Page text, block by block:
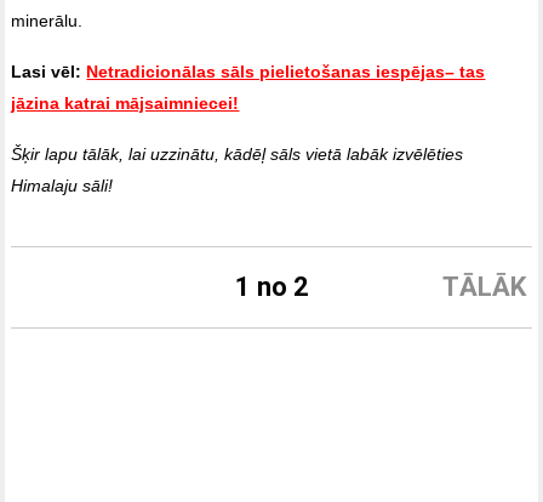
minerālu.
Lasi vēl: Netradicionālas sāls pielietošanas iespējas– tas
jāzina katrai mājsaimniecei!
Šķir lapu tālāk, lai uzzinātu, kādēļ sāls vietā labāk izvēlēties
Himalaju sāli!
TĀLĀK
1 no 2